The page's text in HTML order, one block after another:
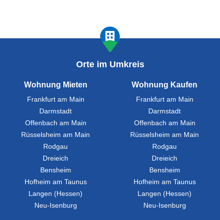
Orte im Umkreis
Wohnung Mieten
Frankfurt am Main
Darmstadt
Offenbach am Main
Rüsselsheim am Main
Rodgau
Dreieich
Bensheim
Hofheim am Taunus
Langen (Hessen)
Neu-Isenburg
Wohnung Kaufen
Frankfurt am Main
Darmstadt
Offenbach am Main
Rüsselsheim am Main
Rodgau
Dreieich
Bensheim
Hofheim am Taunus
Langen (Hessen)
Neu-Isenburg